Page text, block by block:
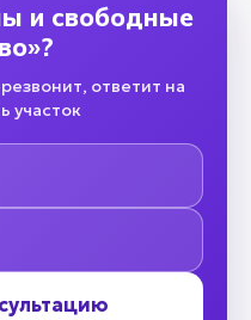
и свободные
ответит на
участок